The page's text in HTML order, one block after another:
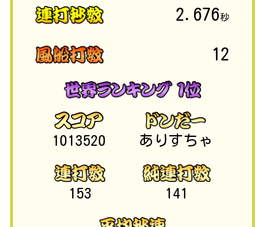
2.676秒
12
1013520 ありすちゃ
153 141